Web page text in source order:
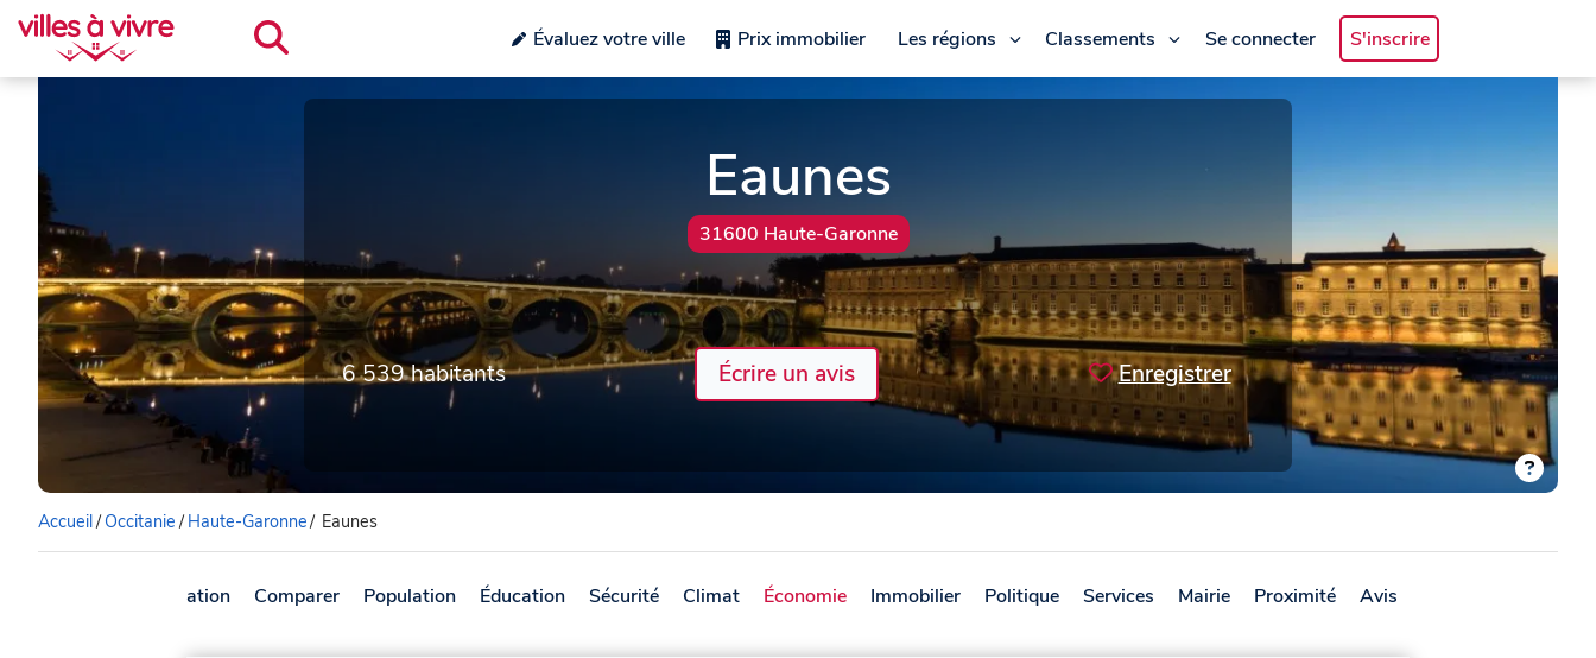
Évaluez votre ville Prix immobilier Les régions Classements Se connecter S'inscrire
Eaunes
31600 Haute-Garonne
6 539 habitants Écrire un avis Enregistrer
Accueil/Occitanie/ Haute-Garonne/ Eaunes
Présentation Comparer Population Éducation Sécurité Climat Économie Immobilier Politique Services Mairie Proximité Avis